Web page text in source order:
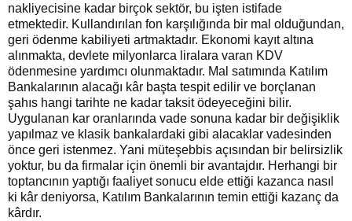
nakliyecisine kadar birçok sektör, bu işten istifade
etmektedir. Kullandırılan fon karşılığında bir mal olduğundan,
geri ödenme kabiliyeti artmaktadır. Ekonomi kayıt altına
alınmakta, devlete milyonlarca liralara varan KDV
ödenmesine yardımcı olunmaktadır. Mal satımında Katılım
Bankalarının alacağı kâr başta tespit edilir ve borçlanan
şahıs hangi tarihte ne kadar taksit ödeyeceğini bilir.
Uygulanan kar oranlarında vade sonuna kadar bir değişiklik
yapılmaz ve klasik bankalardaki gibi alacaklar vadesinden
önce geri istenmez. Yani müteşebbis açısından bir belirsizlik
yoktur, bu da firmalar için önemli bir avantajdır. Herhangi bir
toptancının yaptığı faaliyet sonucu elde ettiği kazanca nasıl
ki kâr deniyorsa, Katılım Bankalarının temin ettiği kazanç da
kârdır.